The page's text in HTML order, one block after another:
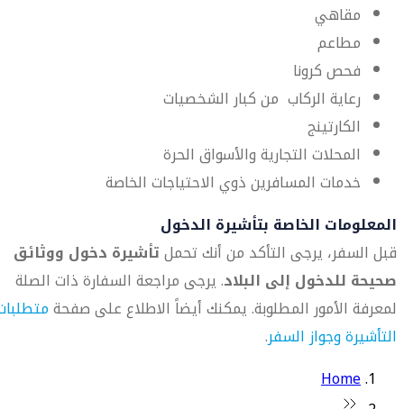
مقاهي
مطاعم
فحص كرونا
رعاية الركاب من كبار الشخصيات
الكارتينج
المحلات التجارية والأسواق الحرة
خدمات المسافرين ذوي الاحتياجات الخاصة
المعلومات الخاصة بتأشيرة الدخول
قبل السفر، يرجى التأكد من أنك تحملتأشيرة دخول ووثائق
صحيحة للدخول إلى البلاد. يرجى مراجعة السفارة ذات الصلة
لمعرفة الأمور المطلوبة. يمكنك أيضاً الاطلاع على صفحة
التأشيرة وجواز السفر.
Home